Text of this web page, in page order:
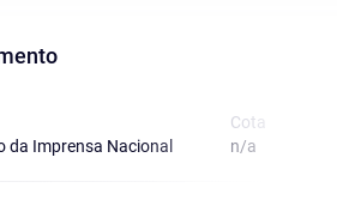
Imprensa Nacional
Cota
n/a